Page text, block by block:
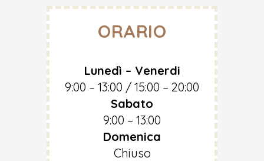
ORARIO
Lunedì – Venerdi
9:00 – 13:00 / 15:00 – 20:00
Sabato
9:00 – 13:00
Domenica
Chiuso